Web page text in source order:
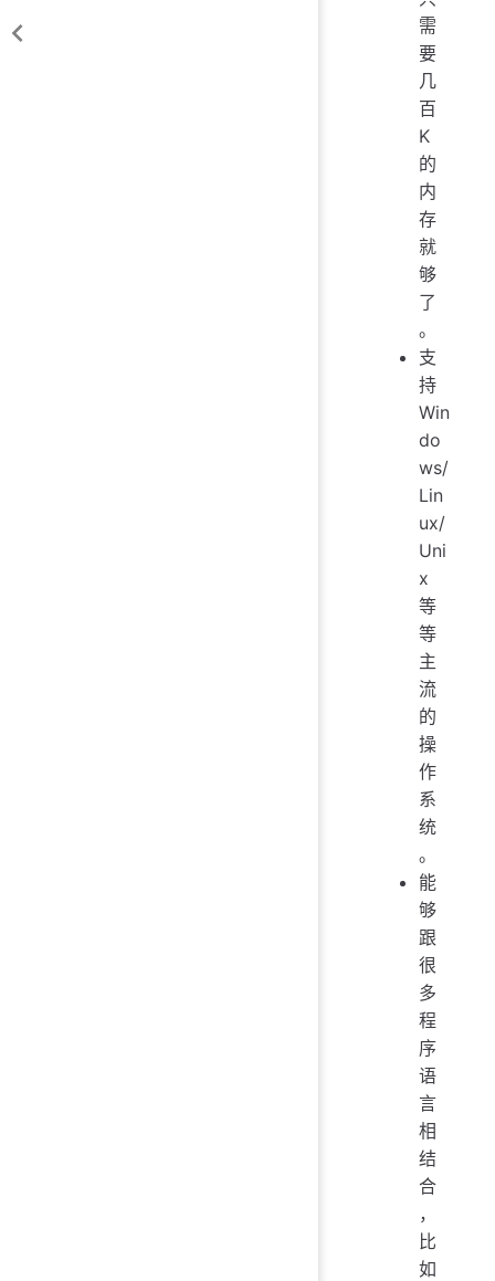
需
要
几
百
K
的
内
存
就
够
了
。
支
持
Win
do
ws/
Lin
ux/
Uni
x
等
等
主
流
的
操
作
系
统
。
能
够
跟
很
多
程
序
语
言
相
结
合
，
比
如